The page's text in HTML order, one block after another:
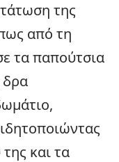
της
από τη
τα παπούτσια
δρα
και τα